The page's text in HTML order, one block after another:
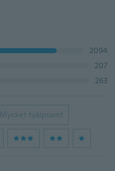
2094
207
263
Mycket hjälpsamt